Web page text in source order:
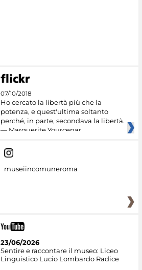
07/10/2018
Ho cercato la libertà più che la
potenza, e quest'ultima soltanto
perché, in parte, secondava la libertà.
— Marguerite Yourcenar
museiincomuneroma
23/06/2026
Sentire e raccontare il museo: Liceo
Linguistico Lucio Lombardo Radice